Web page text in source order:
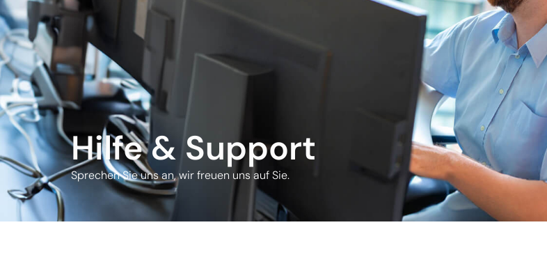
Hilfe & Support
Sprechen Sie uns an, wir freuen uns auf Sie.